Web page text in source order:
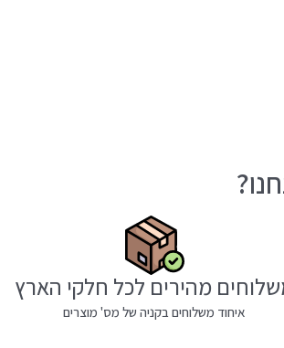
מהירים לכל חלקי הארץ
איחוד משלוחים בקניה של מס' מוצרים